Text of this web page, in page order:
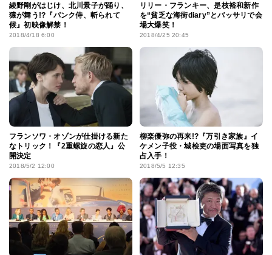
綾野剛がはじけ、北川景子が踊り、
猿が舞う!?『パンク侍、斬られて
候』初映像解禁！
2018/4/18 6:00
リリー・フランキー、是枝裕和新作
を“貧乏な海街diary”とバッサリで会
場大爆笑！
2018/4/25 20:45
フランソワ・オゾンが仕掛ける新た
なトリック！『2重螺旋の恋人』公
開決定
2018/5/2 12:00
柳楽優弥の再来!?『万引き家族』イ
ケメン子役・城桧吏の場面写真を独
占入手！
2018/5/5 12:35